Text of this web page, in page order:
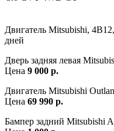
Двигатель Mitsubishi,
дней
Дверь задняя левая
Цена 9 000 р.
Двигатель Mitsubishi
Цена 69 990 р.
Бампер задний Mitsubishi